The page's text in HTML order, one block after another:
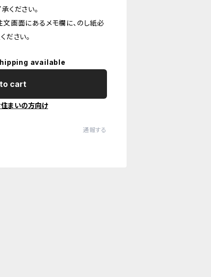
ください。
画面にあるメモ欄に、のし紙必
ださい。
available
cart
まいの方向け
通報する